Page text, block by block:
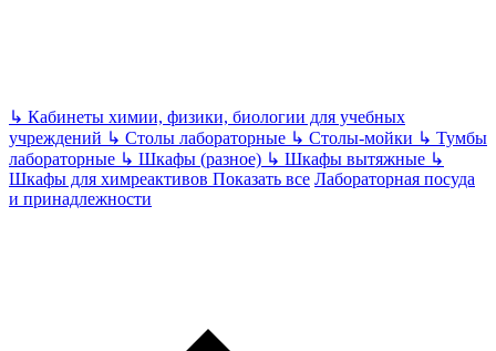
↳ Кабинеты химии, физики, биологии для учебных
учреждений ↳ Столы лабораторные ↳ Столы-мойки ↳ Тумбы
лабораторные ↳ Шкафы (разное) ↳ Шкафы вытяжные ↳
Шкафы для химреактивов Показать все Лабораторная посуда
и принадлежности